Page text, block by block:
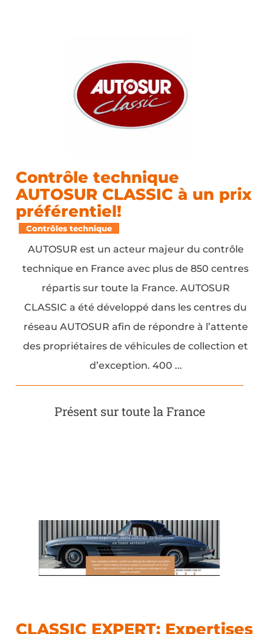
Contrôle technique
AUTOSUR CLASSIC à un prix
préférentiel!
Contrôles technique
AUTOSUR est un acteur majeur du contrôle
technique en France avec plus de 850 centres
répartis sur toute la France. AUTOSUR
CLASSIC a été développé dans les centres du
réseau AUTOSUR afin de répondre à l’attente
des propriétaires de véhicules de collection et
d’exception. 400 ...
Présent sur toute la France
CLASSIC EXPERT: Expertises